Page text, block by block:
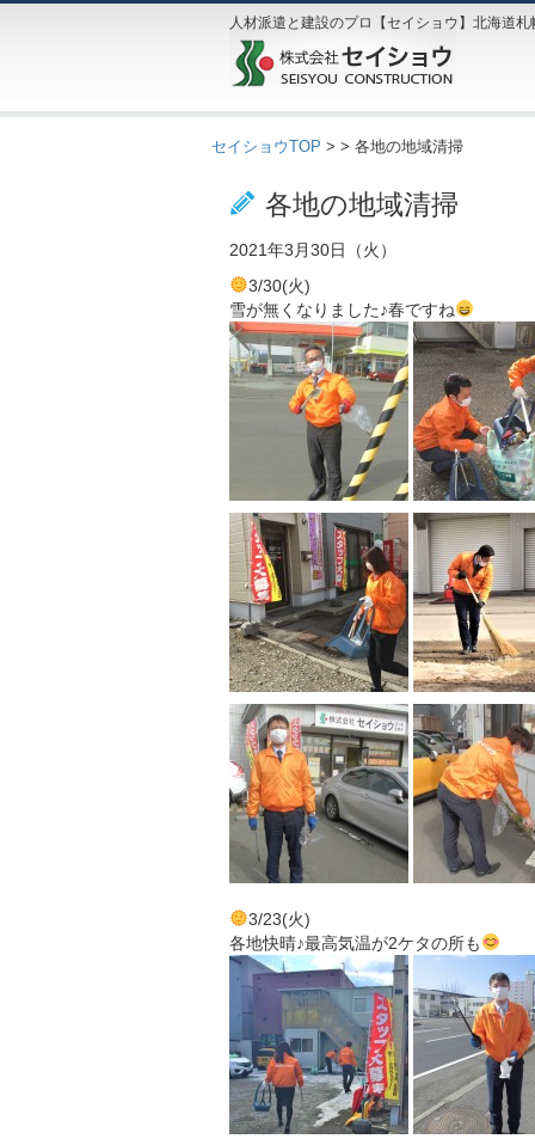
人材派遣と建設のプロ【セイショウ】北海道札
セイショウTOP > > 各地の地域清掃
各地の地域清掃
2021年3月30日（火）
3/30(火)
雪が無くなりました♪春ですね
3/23(火)
各地快晴♪最高気温が2ケタの所も